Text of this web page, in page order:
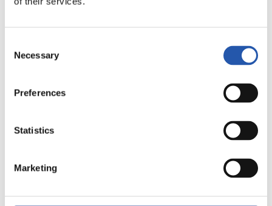
Selection
Necessary
Preferences
Statistics
Marketing
GIRONA FC
LALIGA